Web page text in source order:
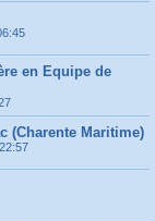
en Equipe de
(Charente Maritime)